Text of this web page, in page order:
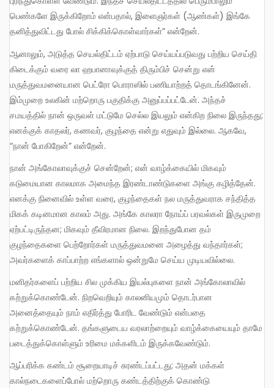
பெண்களே இருக்கிறோம் என்பதால், இளைஞர்கள் (ஆண்கள்) இங்கே
தனித்துவிட்டது போல் சிக்கிக்கொள்வார்கள்” என்றேன்.
ஆனாலும், அடுத்த செயல்திட்டம் ஏற்பாடு செய்யப்படுவது பற்றிய செய்தி
கிடைக்கும் வரை லா ஹபானாவுக்குத் திரும்பிச் சென்று என்
மருத்துவமனையான பெட்ரோ பொராஸில் பணியாற்றத் தொடங்கினேன்.
இம்முறை உலகின் மற்றொரு பகுதிக்கு அனுப்பப்பட்டேன். அந்தச்
சமயத்தில் நான் ஒருவள் மட்டுமே செல்ல இயலும் என்கிற நிலை இருந்தது;
எனக்குக் காதலர், கணவர், குழந்தை என்று எதுவும் இல்லை. ஆகவே,
“நான் போகிறேன்” என்றேன்.
நான் அங்கோலாவுக்குச் சென்றேன்; என் வாழ்க்கையில் மிகவும்
கடுமையான காலமாக அமைந்த இரண்டாண்டுகளை அங்கு கழித்தேன்.
எனக்கு நினைவில் உள்ள வரை, குழந்தைகள் நல மருத்துவராக சந்தித்த
மிகக் கடினமான காலம் அது. அங்கே காலரா நோய்ப் பரவல்கள் இருமுறை
ஏற்பட்டிருந்தன; மிகவும் தீவிரமான நிலை. இறந்துபோன தம்
குழந்தைகளை பெற்றோர்கள் மருத்துவமனை அழைத்து வந்தார்கள்;
அவர்களைக் காப்பாற்ற எங்களால் ஒன்றுமே செய்ய முடியவில்லை.
மனிதர்களைப் பற்றிய சில முக்கிய இயல்புகளை நான் அங்கோலாவில்
கற்றுக்கொண்டேன். நிறவெறியும் காலனியமும் தொடர்பான
அனைத்தையும் நாம் எதிர்த்து போரிட வேண்டும் என்பதை
கற்றுக்கொண்டேன். தங்களுடைய வரலாற்றையும் வாழ்க்கையையும் தாமே
படைத்துக்கொள்ளும் உரிமை மக்களிடம் இருக்கவேண்டும்.
ஆப்பரிக்க கண்டம் சூறையாடிச் சுரண்டப்பட்டது; அதன் மக்கள்
கால்நடைகளைப்போல் மற்றொரு கண்டத்திற்குக் கொண்டு